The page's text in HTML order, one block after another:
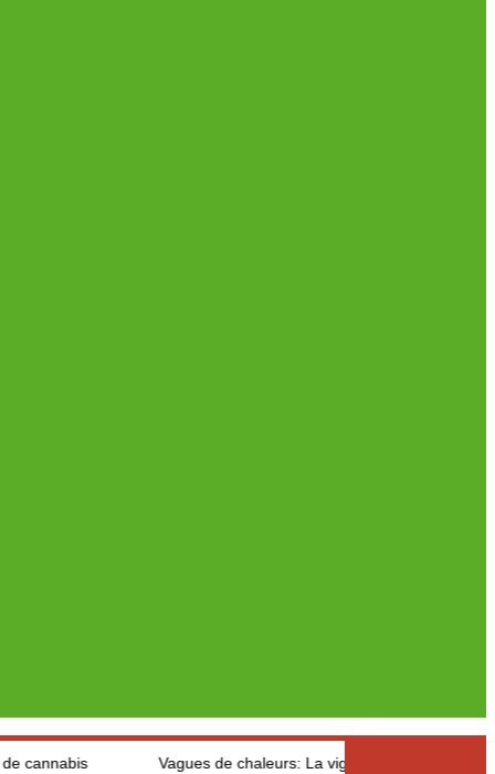
Vagues de chaleurs: La vigilance et la mobilisation pour